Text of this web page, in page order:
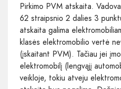
Pirkimo PVM atskaita.
62 straipsnio 2 dalies 3
atskaita galima
klasės elektromobilio vertė
(įskaitant PVM). Tačiau jei
elektromobilį (lengvąjį
veikloje, tokiu atveju